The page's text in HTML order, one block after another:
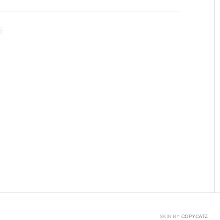
SKIN BY COPYCATZ